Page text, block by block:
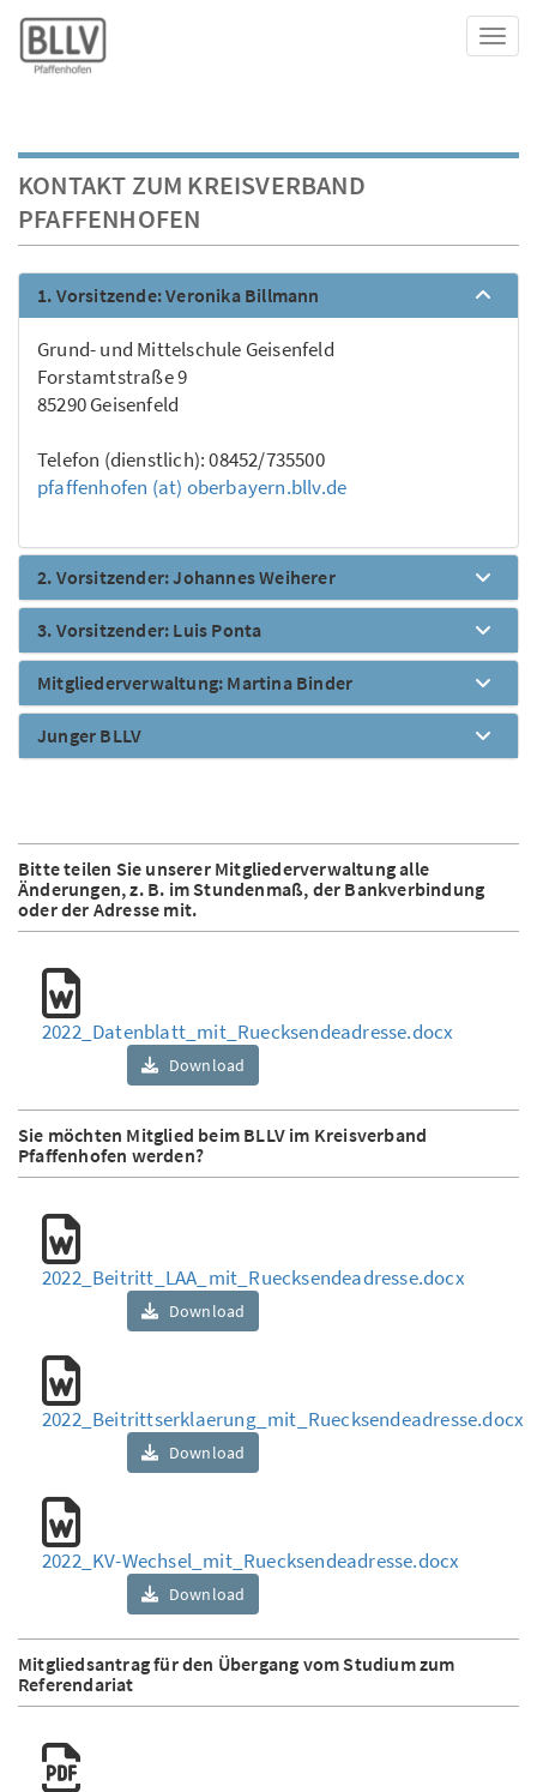
KONTAKT ZUM KREISVERBAND
PFAFFENHOFEN
1. Vorsitzende: Veronika Billmann
Grund- und Mittelschule Geisenfeld
Forstamtstraße 9
85290 Geisenfeld
Telefon (dienstlich): 08452/735500
pfaffenhofen (at) oberbayern.bllv.de
2. Vorsitzender: Johannes Weiherer
3. Vorsitzender: Luis Ponta
Mitgliederverwaltung: Martina Binder
Junger BLLV
Bitte teilen Sie unserer Mitgliederverwaltung alle
Änderungen, z. B. im Stundenmaß, der Bankverbindung
oder der Adresse mit.
2022_Datenblatt_mit_Ruecksendeadresse.docx
Download
Sie möchten Mitglied beim BLLV im Kreisverband
Pfaffenhofen werden?
2022_Beitritt_LAA_mit_Ruecksendeadresse.docx
Download
2022_Beitrittserklaerung_mit_Ruecksendeadresse.docx
Download
2022_KV-Wechsel_mit_Ruecksendeadresse.docx
Download
Mitgliedsantrag für den Übergang vom Studium zum
Referendariat